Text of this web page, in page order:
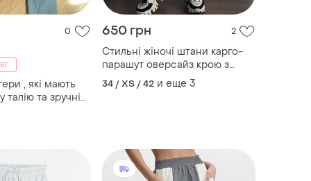
0
, які мають
талію та зручні
650 грн 2
Стильні жіночі штани карго-
парашут оверсайз крою з
високою посадкою по талії та
низу на кулісці
34 / XS / 42 и еще 3